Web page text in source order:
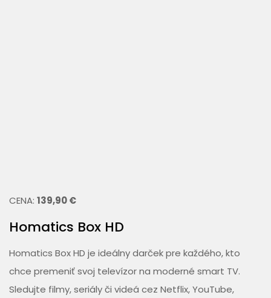
CENA: 139,90 €
Homatics Box HD
Homatics Box HD je ideálny darček pre každého, kto
chce premeniť svoj televízor na moderné smart TV.
Sledujte filmy, seriály či videá cez Netflix, YouTube,